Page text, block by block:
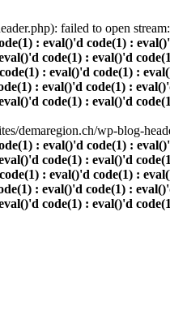
failed to open
: eval()'d code(1) :
code(1) : eval()'d
: eval()'d code(1) :
: eval()'d code(1) :
code(1) : eval()'d
demaregion.ch/wp-blog-
: eval()'d code(1) :
code(1) : eval()'d
: eval()'d code(1) :
: eval()'d code(1) :
code(1) : eval()'d